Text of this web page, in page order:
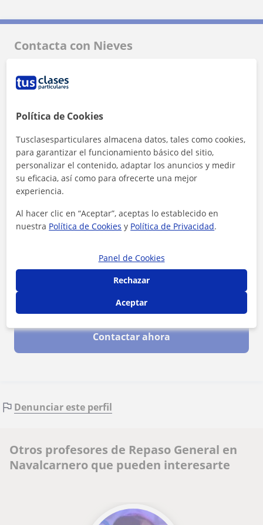
Contacta con Nieves
Tarifa
aviso legaly de
Contactar ahora
Denunciar este perfil
Otros profesores de Repaso General en
Navalcarnero que pueden interesarte
Política de Cookies
Tusclasesparticulares almacena datos, tales como cookies,
para garantizar el funcionamiento básico del sitio,
personalizar el contenido, adaptar los anuncios y medir
su eficacia, así como para ofrecerte una mejor
experiencia.
Al hacer clic en “Aceptar”, aceptas lo establecido en
nuestra Política de Cookies y Política de Privacidad.
Panel de Cookies
Rechazar
Aceptar